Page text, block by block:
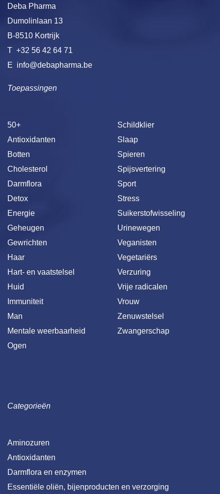
Toepassingen
50+
Antioxidanten
Botten
Cholesterol
Darmflora
Detox
Energie
Geheugen
Gewrichten
Haar
Hart- en vaatstelsel
Huid
Immuniteit
Man
Mentale weerbaarheid
Ogen
Schildklier
Slaap
Spieren
Spijsvertering
Sport
Stress
Suikerstofwisseling
Urinewegen
Veganisten
Vegetariërs
Verzuring
Vrije radicalen
Vrouw
Zenuwstelsel
Zwangerschap
Deba Pharma
Dumolinlaan 13
B-8510 Kortrijk
T +32 56 42 64 71
E info@debapharma.be
Categorieën
Aminozuren
Antioxidanten
Darmflora en enzymen
Essentiële oliën, bijenproducten en verzorging